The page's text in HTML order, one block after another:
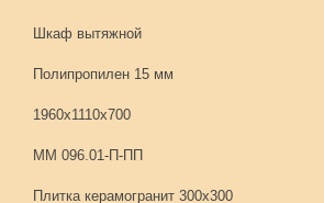
Шкаф вытяжной
Полипропилен 15 мм
1960х1110х700
ММ 096.01-П-ПП
Плитка керамогранит 300х300